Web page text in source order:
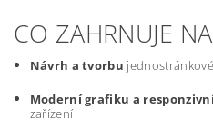
CO ZAHRNUJE
Návrh a tvorbu
Moderní grafiku a
zařízení